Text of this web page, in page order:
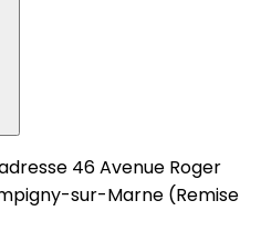
46 Avenue Roger
sur-Marne (Remise